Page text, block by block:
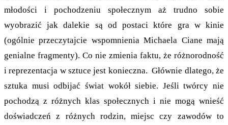
młodości i pochodzeniu społecznym aż trudno sobie
wyobrazić jak dalekie są od postaci które gra w kinie
(ogólnie przeczytajcie wspomnienia Michaela Ciane mają
genialne fragmenty). Co nie zmienia faktu, że różnorodność
i reprezentacja w sztuce jest konieczna. Głównie dlatego, że
sztuka musi odbijać świat wokół siebie. Jeśli twórcy nie
pochodzą z różnych klas społecznych i nie mogą wnieść
doświadczeń z różnych rodzin, miejsc czy zawodów to